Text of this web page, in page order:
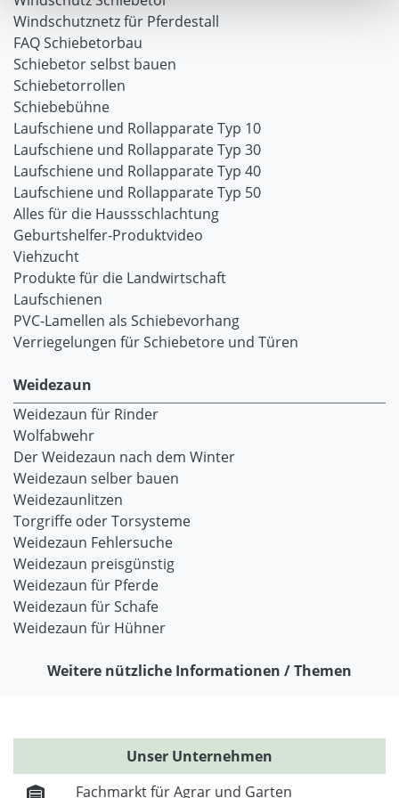
Windschutznetz für Pferdestall
FAQ Schiebetorbau
Schiebetor selbst bauen
Schiebetorrollen
Schiebebühne
Laufschiene und Rollapparate Typ 10
Laufschiene und Rollapparate Typ 30
Laufschiene und Rollapparate Typ 40
Laufschiene und Rollapparate Typ 50
Alles für die Haussschlachtung
Geburtshelfer-Produktvideo
Viehzucht
Produkte für die Landwirtschaft
Laufschienen
PVC-Lamellen als Schiebevorhang
Verriegelungen für Schiebetore und Türen
Weidezaun
Weidezaun für Rinder
Wolfabwehr
Der Weidezaun nach dem Winter
Weidezaun selber bauen
Weidezaunlitzen
Torgriffe oder Torsysteme
Weidezaun Fehlersuche
Weidezaun preisgünstig
Weidezaun für Pferde
Weidezaun für Schafe
Weidezaun für Hühner
Weitere nützliche Informationen / Themen
Unser Unternehmen
Fachmarkt für Agrar und Garten